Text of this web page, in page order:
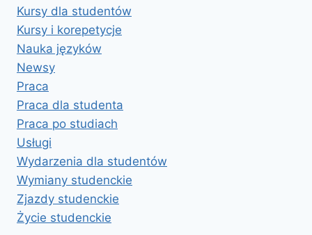
Kursy dla studentów
Kursy i korepetycje
Nauka języków
Newsy
Praca
Praca dla studenta
Praca po studiach
Usługi
Wydarzenia dla studentów
Wymiany studenckie
Zjazdy studenckie
Życie studenckie